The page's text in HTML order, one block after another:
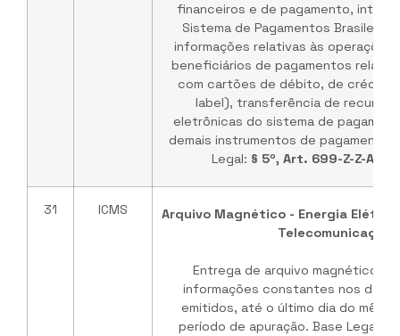
financeiros e de pagamento,
Sistema de Pagamentos Brasileiro
informações relativas às operações
beneficiários de pagamentos
com cartões de débito, de crédito,
label), transferência de
eletrônicas do sistema de
demais instrumentos de pagamento
Legal: § 5º, Art. 699-Z-Z-A do
31 ICMS
Arquivo Magnético - Energia
Telecomunicação
Entrega de arquivo magnético
informações constantes nos
emitidos, até o último dia do mês
período de apuração. Base Legal: